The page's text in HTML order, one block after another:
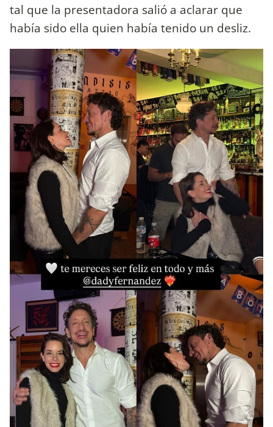
tal que la presentadora salió a aclarar que
había sido ella quien había tenido un desliz.